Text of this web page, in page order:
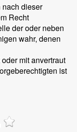
dieser
Recht
der oder neben
wahr, denen
mit anvertraut
ist